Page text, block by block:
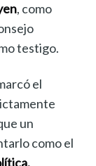
, como
testigo.
el
un
como el